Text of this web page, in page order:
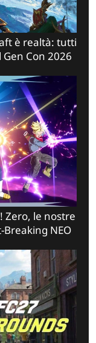
è realtà: tutti
Con 2026
Zero, le nostre
Breaking NEO